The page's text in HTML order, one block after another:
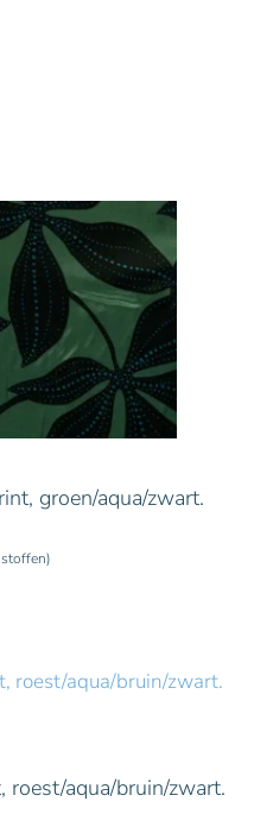
groen/aqua/zwart.
aqua/bruin/zwart.